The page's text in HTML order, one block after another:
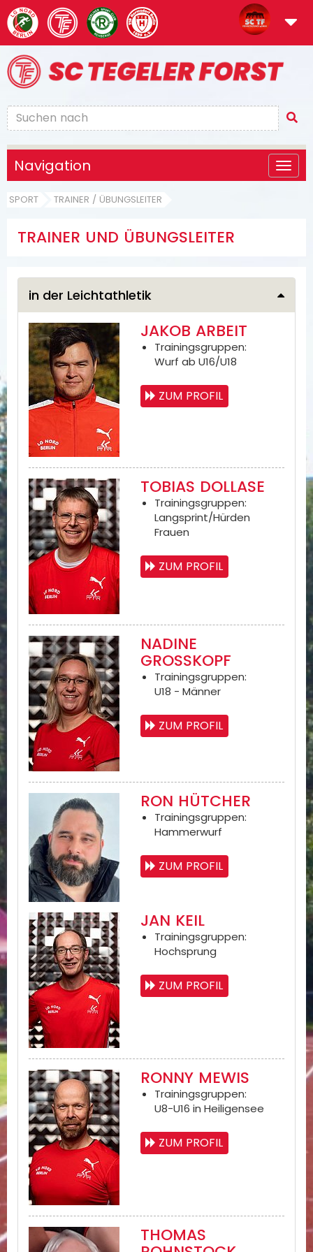
Navigation
SPORT TRAINER / ÜBUNGSLEITER
TRAINER UND ÜBUNGSLEITER
in der Leichtathletik
JAKOB ARBEIT
Trainingsgruppen:
Wurf ab U16/U18
ZUM PROFIL
TOBIAS DOLLASE
Trainingsgruppen:
Langsprint/Hürden
Frauen
ZUM PROFIL
NADINE
GROSSKOPF
Trainingsgruppen:
U18 - Männer
ZUM PROFIL
RON HÜTCHER
Trainingsgruppen:
Hammerwurf
ZUM PROFIL
JAN KEIL
Trainingsgruppen:
Hochsprung
ZUM PROFIL
RONNY MEWIS
Trainingsgruppen:
U8-U16 in Heiligensee
ZUM PROFIL
THOMAS